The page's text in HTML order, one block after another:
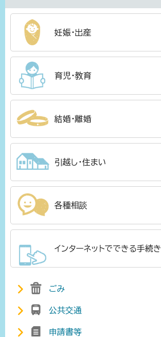
妊娠・出産
育児・教育
結婚・離婚
引越し・住まい
各種相談
インターネットでできる手続き
ごみ
公共交通
申請書等